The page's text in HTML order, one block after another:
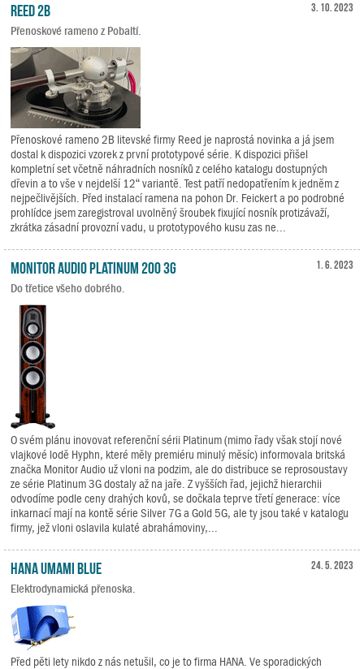
3. 10. 2023
Reed 2B
Přenoskové rameno z Pobaltí.
Přenoskové rameno 2B litevské firmy Reed je naprostá novinka a já jsem
dostal k dispozici vzorek z první prototypové série. K dispozici přišel
kompletní set včetně náhradních nosníků z celého katalogu dostupných
dřevin a to vše v nejdelší 12“ variantě. Test patří nedopatřením k jedněm z
nejpečlivějších. Před instalací ramena na pohon Dr. Feickert a po podrobné
prohlídce jsem zaregistroval uvolněný šroubek fixující nosník protizávaží,
zkrátka zásadní provozní vadu, u prototypového kusu zas ne...
1. 6. 2023
Monitor Audio Platinum 200 3G
Do třetice všeho dobrého.
O svém plánu inovovat referenční sérii Platinum (mimo řady však stojí nové
vlajkové lodě Hyphn, které měly premiéru minulý měsíc) informovala britská
značka Monitor Audio už vloni na podzim, ale do distribuce se reprosoustavy
ze série Platinum 3G dostaly až na jaře. Z vyšších řad, jejichž hierarchii
odvodíme podle ceny drahých kovů, se dočkala teprve třetí generace: více
inkarnací mají na kontě série Silver 7G a Gold 5G, ale ty jsou také v katalogu
firmy, jež vloni oslavila kulaté abrahámoviny,...
24. 5. 2023
HANA Umami Blue
Elektrodynamická přenoska.
Před pěti lety nikdo z nás netušil, co je to firma HANA. Ve sporadických